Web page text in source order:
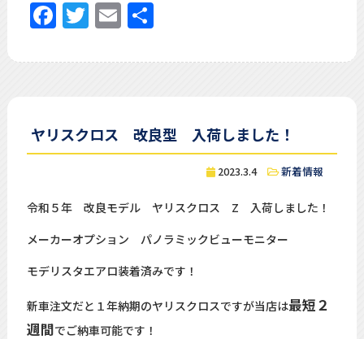
Facebook
Twitter
Email
共
ヤリスクロス 改良型 入荷しました！
2023.3.4 新着情報
令和５年 改良モデル ヤリスクロス Z 入荷しました！
メーカーオプション パノラミックビューモニター
モデリスタエアロ装着済みです！
新車注文だと１年納期のヤリスクロスですが当店は最短２
週間でご納車可能です！